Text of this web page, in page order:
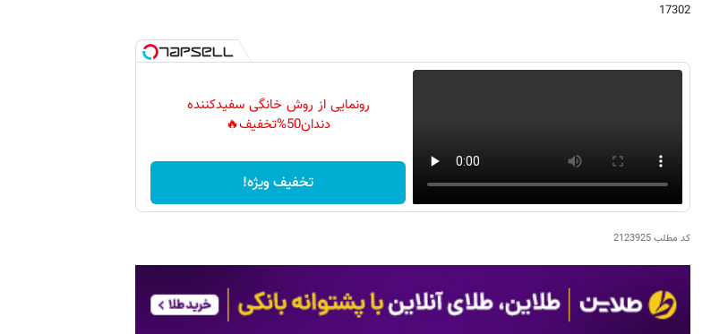
17302
رونمایی از روش خانگی سفیدکننده
دندان50%تخفیف🔥
تخفیف ویژه!
کد مطلب2123925